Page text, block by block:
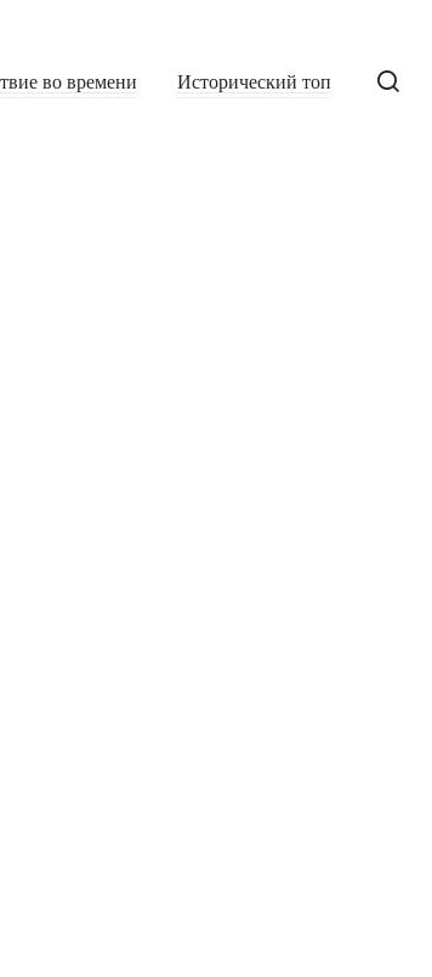
во времени Исторический топ